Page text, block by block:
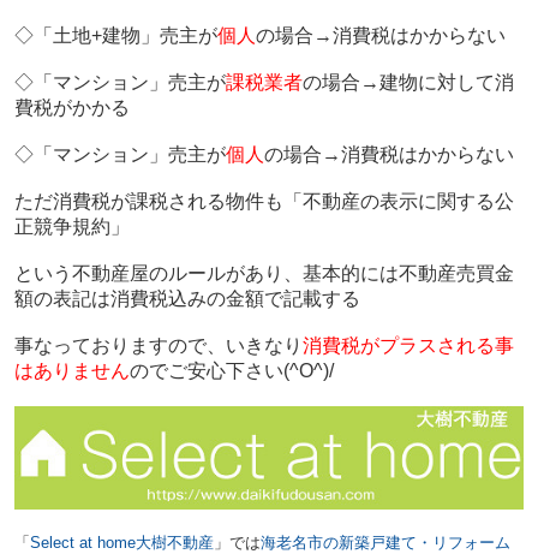
◇「土地+建物」売主が個人 の場合→消費税はかからない
◇「マンション」売主が課税業者の場合→建物に対して消
費税がかかる
◇「マンション」売主が個人 の場合→消費税はかからない
ただ消費税が課税される物件も「不動産の表示に関する公
正競争規約」
という不動産屋のルールがあり、基本的には不動産売買金
額の表記は消費税込みの金額で記載する
事なっておりますので、いきなり 消費税がプラスされる事
はありませんのでご安心下さい(^O^)/
「Select at home大樹不動産」では海老名市の新築戸建て・リフォーム